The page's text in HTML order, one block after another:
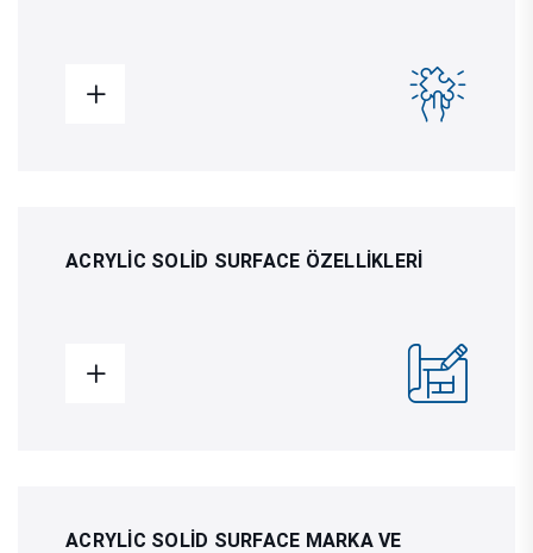
ACRYLIC SOLID SURFACE ÖZELLIKLERI
ACRYLIC SOLID SURFACE MARKA VE